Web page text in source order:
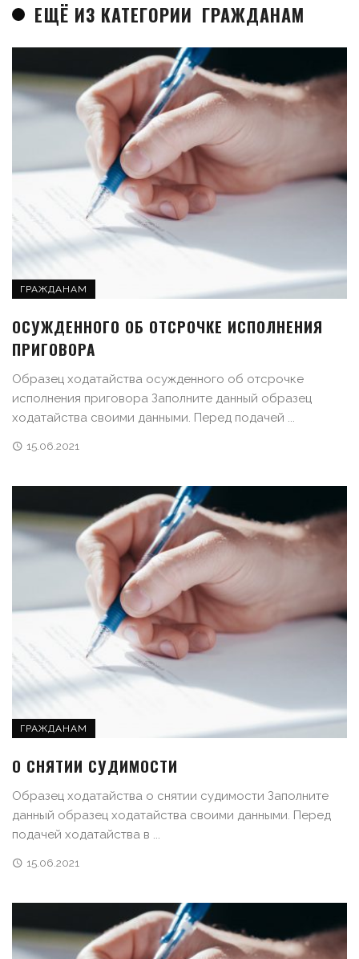
ЕЩЁ ИЗ КАТЕГОРИИ ГРАЖДАНАМ
ГРАЖДАНАМ
ОСУЖДЕННОГО ОБ ОТСРОЧКЕ ИСПОЛНЕНИЯ
ПРИГОВОРА
Образец ходатайства осужденного об отсрочке
исполнения приговора Заполните данный образец
ходатайства своими данными. Перед подачей ...
15.06.2021
ГРАЖДАНАМ
О СНЯТИИ СУДИМОСТИ
Образец ходатайства о снятии судимости Заполните
данный образец ходатайства своими данными. Перед
подачей ходатайства в ...
15.06.2021